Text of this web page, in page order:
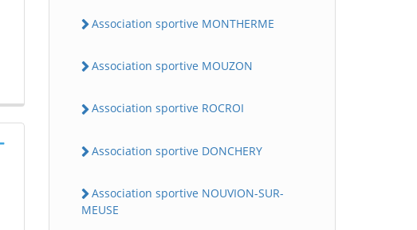
Association sportive MONTHERME
Association sportive MOUZON
Association sportive ROCROI
Association sportive DONCHERY
Association sportive NOUVION-SUR-
MEUSE